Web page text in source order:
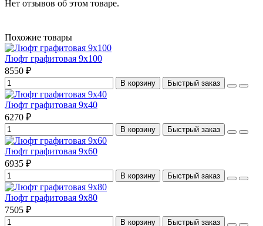
Нет отзывов об этом товаре.
Похожие товары
Люфт графитовая 9x100
8550 ₽
В корзину Быстрый заказ
Люфт графитовая 9x40
6270 ₽
В корзину Быстрый заказ
Люфт графитовая 9x60
6935 ₽
В корзину Быстрый заказ
Люфт графитовая 9x80
7505 ₽
В корзину Быстрый заказ